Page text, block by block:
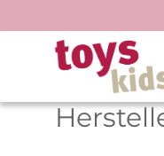
Inhalt
springen